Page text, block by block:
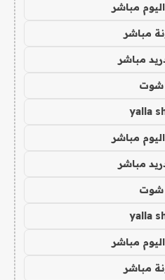
مباشر
مباشر
مباشر
شوت
yalla
مباشر
مباشر
شوت
yalla
مباشر
مباشر